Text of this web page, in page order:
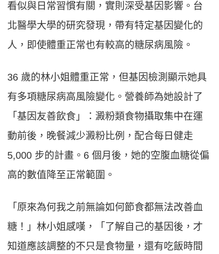
看似與日常習慣有關，實則深受基因影響。台
北醫學大學的研究發現，帶有特定基因變化的
人，即使體重正常也有較高的糖尿病風險。
36 歲的林小姐體重正常，但基因檢測顯示她具
有多項糖尿病高風險變化。營養師為她設計了
「基因友善飲食」：澱粉類食物攝取集中在運
動前後，晚餐減少澱粉比例，配合每日健走
5,000 步的計畫。6 個月後，她的空腹血糖從偏
高的數值降至正常範圍。
「原來為何我之前無論如何節食都無法改善血
糖！」林小姐感嘆，「了解自己的基因後，才
知道應該調整的不只是食物量，還有吃飯時間